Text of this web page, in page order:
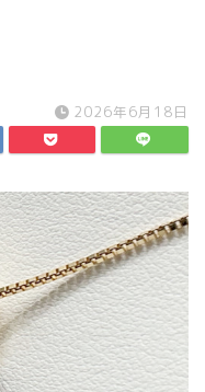
2026年6月18日